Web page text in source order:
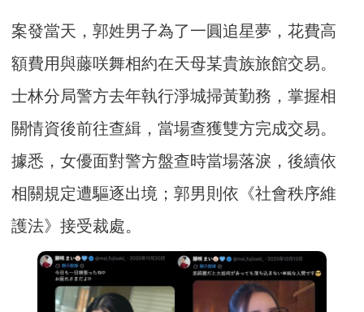
案發當天，郭姓男子為了一圓追星夢，花費高
額費用與藤咲舞相約在天母某貴族旅館交易。
士林分局警方去年執行淨城掃黃勤務，掌握相
關情資後前往查緝，當場查獲雙方完成交易。
據悉，女優面對警方盤查時當場落淚，後續依
相關規定遭驅逐出境；郭男則依《社會秩序維
護法》接受裁處。